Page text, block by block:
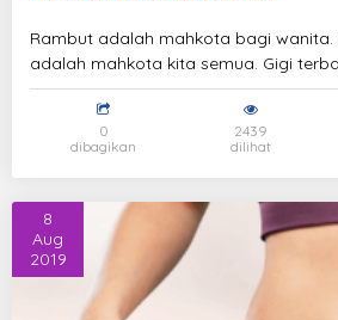
Rambut adalah mahkota bagi wanita.
adalah mahkota kita semua. Gigi
0
dibagikan
2439
dilihat
8
Aug
2019